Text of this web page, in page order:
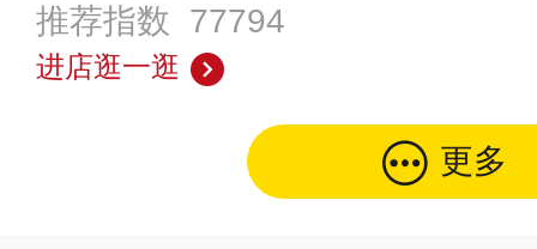
推荐指数 77794
进店逛一逛
更多